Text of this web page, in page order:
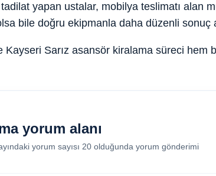
yapan ustalar, mobilya teslimatı alan
bile doğru ekipmanla daha düzenli sonuç
Sarız asansör kiralama süreci hem
yorum alanı
yorum sayısı 20 olduğunda yorum gönderimi